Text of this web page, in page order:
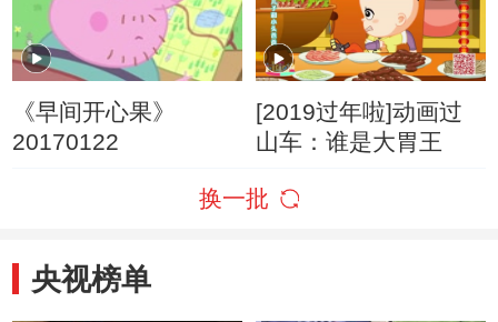
《早间开心果》
20170122
[2019过年啦]动画过
山车：谁是大胃王
换一批
央视榜单